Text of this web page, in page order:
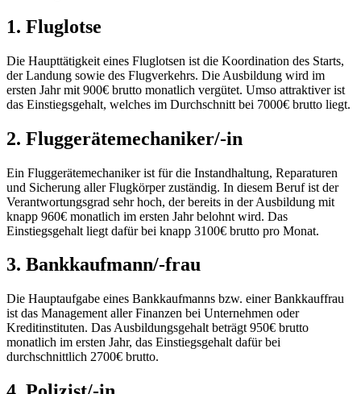
1. Fluglotse
Die Haupttätigkeit eines Fluglotsen ist die Koordination des Starts,
der Landung sowie des Flugverkehrs. Die Ausbildung wird im
ersten Jahr mit 900€ brutto monatlich vergütet. Umso attraktiver ist
das Einstiegsgehalt, welches im Durchschnitt bei 7000€ brutto liegt.
2. Fluggerätemechaniker/-in
Ein Fluggerätemechaniker ist für die Instandhaltung, Reparaturen
und Sicherung aller Flugkörper zuständig. In diesem Beruf ist der
Verantwortungsgrad sehr hoch, der bereits in der Ausbildung mit
knapp 960€ monatlich im ersten Jahr belohnt wird. Das
Einstiegsgehalt liegt dafür bei knapp 3100€ brutto pro Monat.
3. Bankkaufmann/-frau
Die Hauptaufgabe eines Bankkaufmanns bzw. einer Bankkauffrau
ist das Management aller Finanzen bei Unternehmen oder
Kreditinstituten. Das Ausbildungsgehalt beträgt 950€ brutto
monatlich im ersten Jahr, das Einstiegsgehalt dafür bei
durchschnittlich 2700€ brutto.